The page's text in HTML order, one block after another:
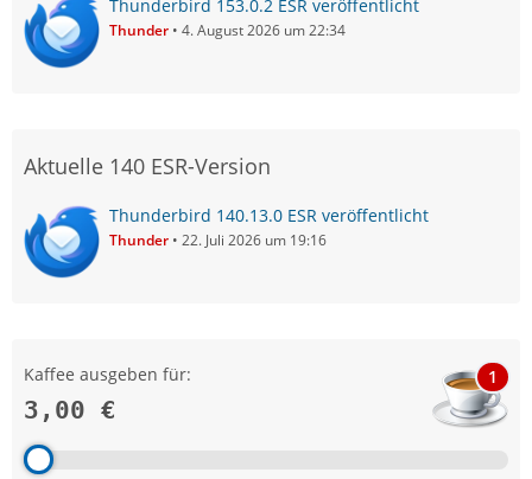
Thunderbird 153.0.2 ESR veröffentlicht
Thunder 4. August 2026 um 22:34
Aktuelle 140 ESR-Version
Thunderbird 140.13.0 ESR veröffentlicht
Thunder 22. Juli 2026 um 19:16
Kaffee ausgeben für:
3,00 €
1